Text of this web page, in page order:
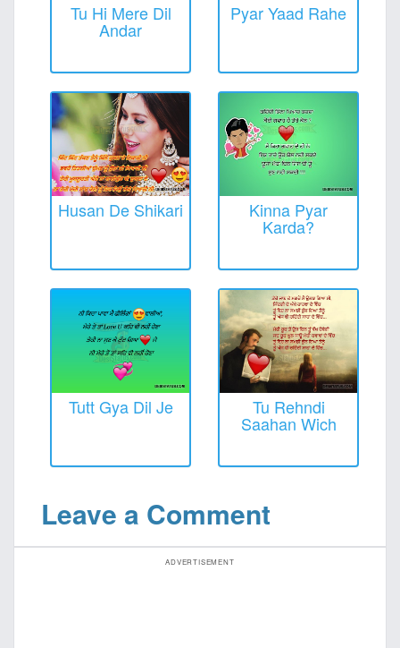
Tu Hi Mere Dil
Andar
Pyar Yaad Rahe
Husan De Shikari Kinna Pyar
Karda?
Tutt Gya Dil Je Tu Rehndi
Saahan Wich
Leave a Comment
ADVERTISEMENT